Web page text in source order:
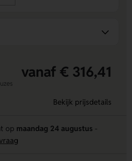
vanaf € 316,41
Bekijk prijsdetails
op maandag 24 augustus